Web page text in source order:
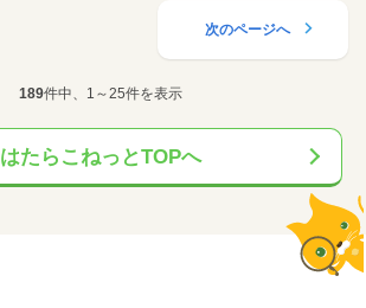
次のページへ
189件中、1～25件を表示
はたらこねっとTOPへ